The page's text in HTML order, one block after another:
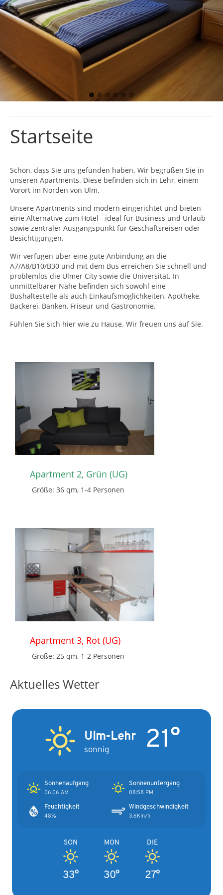
Startseite
Schön, dass Sie uns gefunden haben. Wir begrüßen Sie in
unseren Apartments. Diese befinden sich in Lehr, einem
Vorort im Norden von Ulm.
Unsere Apartments sind modern eingerichtet und bieten
eine Alternative zum Hotel - ideal für Business und Urlaub
sowie zentraler Ausgangspunkt für Geschäftsreisen oder
Besichtigungen.
Wir verfügen über eine gute Anbindung an die
A7/A8/B10/B30 und mit dem Bus erreichen Sie schnell und
problemlos die Ulmer City sowie die Universität. In
unmittelbarer Nähe befinden sich sowohl eine
Bushaltestelle als auch Einkaufsmöglichkeiten, Apotheke,
Bäckerei, Banken, Friseur und Gastronomie.
Fühlen Sie sich hier wie zu Hause. Wir freuen uns auf Sie.
Apartment 2, Grün (UG)
Größe: 36 qm, 1-4 Personen
Apartment 3, Rot (UG)
Größe: 25 qm, 1-2 Personen
Aktuelles Wetter
Ulm-Lehr
sonnig 21°
Sonnenaufgang
06:06 AM
Sonnenuntergang
08:58 PM
Feuchtigkeit
48%
Windgeschwindigkeit
3.6Km/h
SON
33°
MON
30°
DIE
27°